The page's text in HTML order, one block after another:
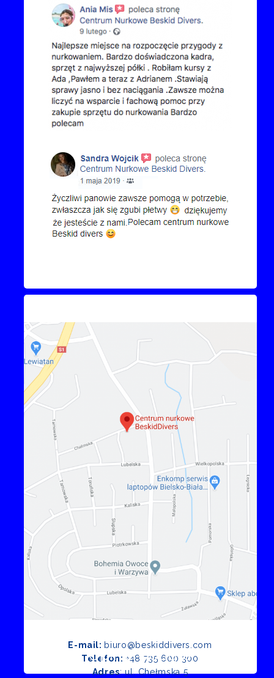
E-mail: biuro@beskiddivers.com
Telefon: +48 735 600 300
Adres: ul. Chełmska 5
Opinie Google